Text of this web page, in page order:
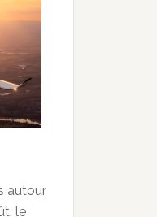
autour
le